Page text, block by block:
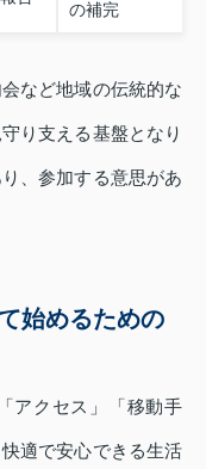
の補完
など地域の伝統的な
り支える基盤となり
、参加する意思があ
始めるための
アクセス」「移動手
適で安心できる生活